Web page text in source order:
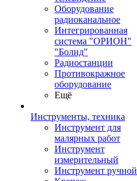
Оборудование
радиоканальное
Интегрированная
система "ОРИОН"
"Болид"
Радиостанции
Противокражное
оборудование
Ещё
Инструменты, техника
Инструмент для
малярных работ
Инструмент
измерительный
Инструмент ручной